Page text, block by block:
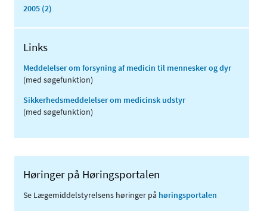
2005 (2)
Links
Meddelelser om forsyning af medicin til mennesker og dyr
(med søgefunktion)
Sikkerhedsmeddelelser om medicinsk udstyr
(med søgefunktion)
Høringer på Høringsportalen
Se Lægemiddelstyrelsens høringer på høringsportalen